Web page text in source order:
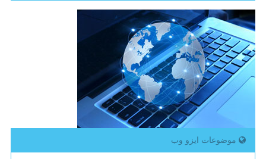
موضوعات ایزو وب